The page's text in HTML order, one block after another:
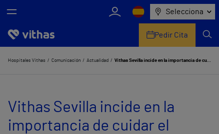
Selecciona
Nosotros
Servicios de salud
Equipo médico y asistencial
Pedir Cita
Hospitales Vithas Comunicación Actualidad Vithas Sevilla incide en la importancia de cuidar el sueño para una salud completa
Vithas Sevilla incide en la
importancia de cuidar el